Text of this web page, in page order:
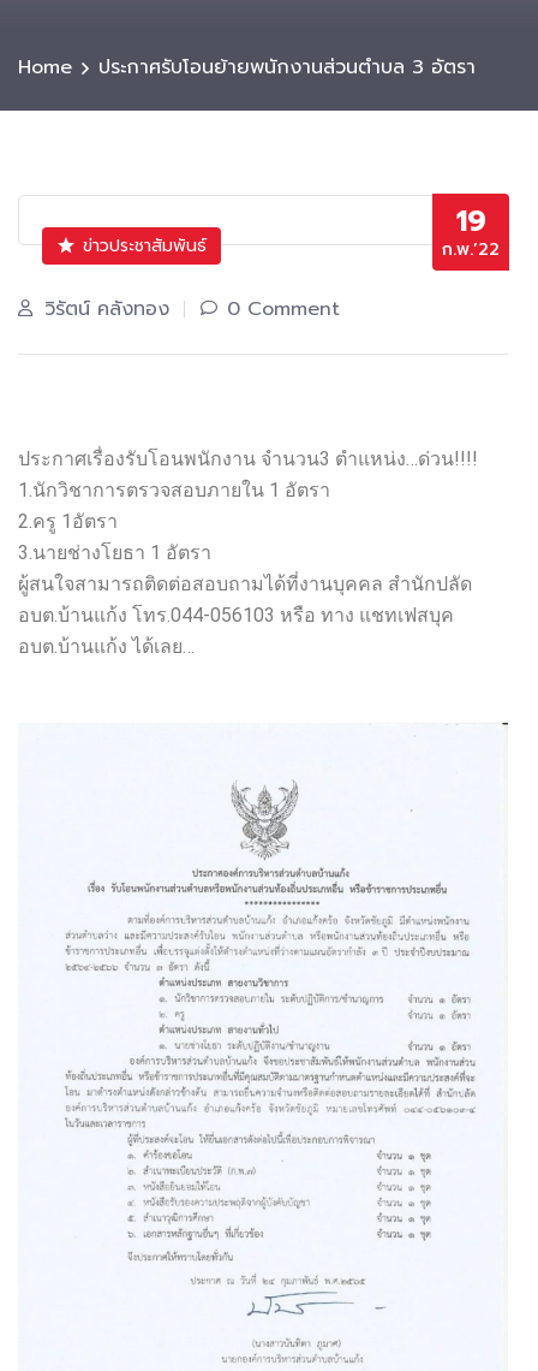
Home ประกาศรับโอนย้ายพนักงานส่วนตำบล 3 อัตรา
19
ก.พ.’22
ข่าวประชาสัมพันธ์
วิรัตน์ คลังทอง 0 Comment
ประกาศเรื่องรับโอนพนักงาน จำนวน3 ตำแหน่ง…ด่วน!!!!
1.นักวิชาการตรวจสอบภายใน 1 อัตรา
2.ครู 1อัตรา
3.นายช่างโยธา 1 อัตรา
ผู้สนใจสามารถติดต่อสอบถามได้ที่งานบุคคล สำนักปลัด
อบต.บ้านแก้ง โทร.044-056103 หรือ ทาง แชทเฟสบุค
อบต.บ้านแก้ง ได้เลย…